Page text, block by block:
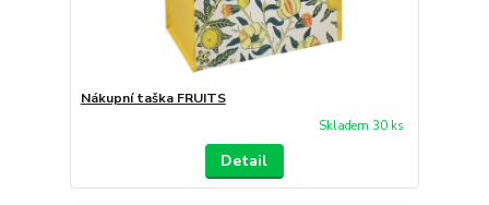
Nákupní taška FRUITS
Skladem 30 ks
Detail